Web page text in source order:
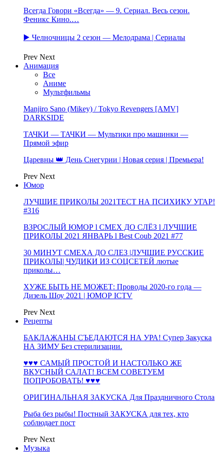
Всегда Говори «Всегда» — 9. Сериал. Весь сезон.
Феникс Кино.…
▶️ Челночницы 2 сезон — Мелодрама | Сериалы
Prev Next
Анимация
Все
Аниме
Мультфильмы
Manjiro Sano (Mikey) / Tokyo Revengers [AMV]
DARKSIDE
ТАЧКИ — ТАЧКИ — Мультики про машинки —
Прямой эфир
Царевны 👑 День Снегурии | Новая серия | Премьера!
Prev Next
Юмор
ЛУЧШИЕ ПРИКОЛЫ 2021ТЕСТ НА ПСИХИКУ УГАР!
#316
ВЗРОСЛЫЙ ЮМОР l СМЕХ ДО СЛЁЗ l ЛУЧШИЕ
ПРИКОЛЫ 2021 ЯНВАРЬ l Best Coub 2021 #77
30 МИНУТ СМЕХА ДО СЛЕЗ |ЛУЧШИЕ РУССКИЕ
ПРИКОЛЫ| ЧУДИКИ ИЗ СОЦСЕТЕЙ лютые
приколы…
ХУЖЕ БЫТЬ НЕ МОЖЕТ: Проводы 2020-го года —
Дизель Шоу 2021 | ЮМОР ICTV
Prev Next
Рецепты
БАКЛАЖАНЫ СЪЕДАЮТСЯ НА УРА! Супер Закуска
НА ЗИМУ Без стерилизации.
♥♥♥ САМЫЙ ПРОСТОЙ И НАСТОЛЬКО ЖЕ
ВКУСНЫЙ САЛАТ! ВСЕМ СОВЕТУЕМ
ПОПРОБОВАТЬ! ♥♥♥
ОРИГИНАЛЬНАЯ ЗАКУСКА Для Праздничного Стола
Рыба без рыбы! Постный ЗАКУСКА для тех, кто
соблюдает пост
Prev Next
Музыка